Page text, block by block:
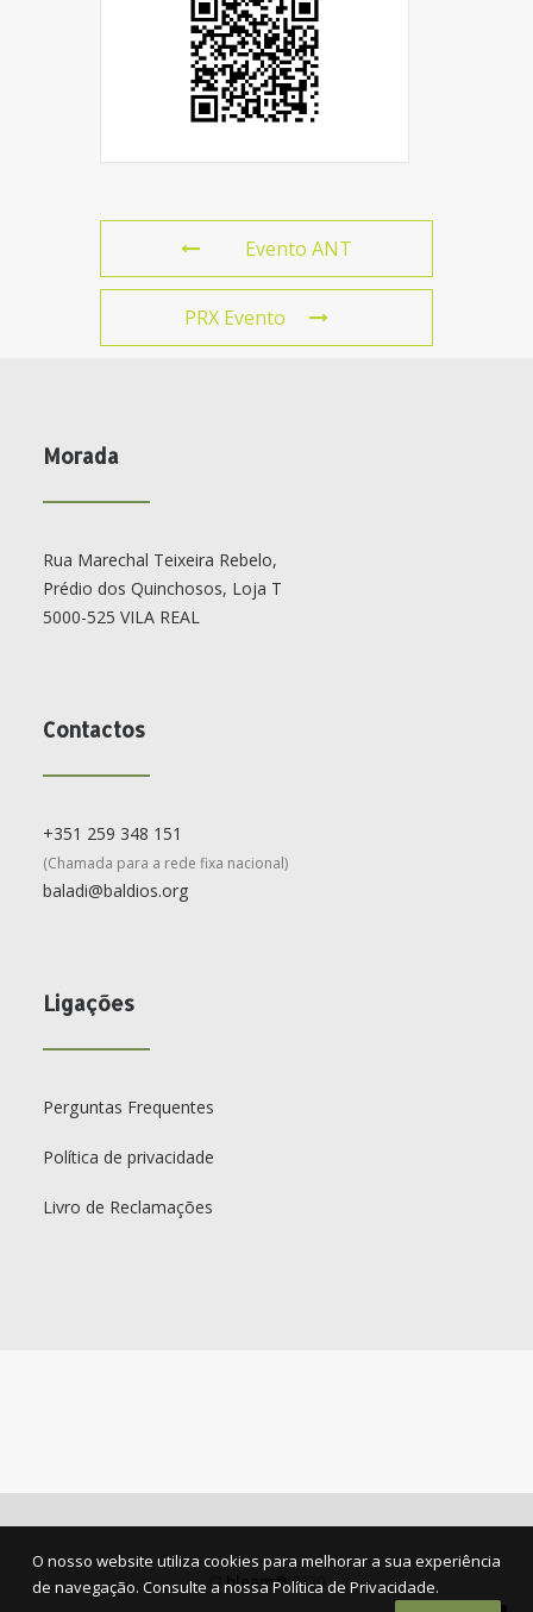
Evento ANT
PRX Evento
Morada
Rua Marechal Teixeira Rebelo,
Prédio dos Quinchosos, Loja T
5000-525 VILA REAL
Contactos
+351 259 348 151
(Chamada para a rede fixa nacional)
baladi@baldios.org
Ligações
Perguntas Frequentes
Política de privacidade
Livro de Reclamações
©bleam®2020
O nosso website utiliza cookies para melhorar a sua experiência
de navegação. Consulte a nossa Política de Privacidade.